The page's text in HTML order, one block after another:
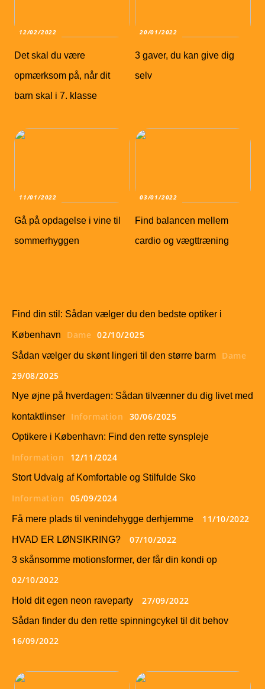
12/02/2022
Det skal du være
opmærksom på, når dit
barn skal i 7. klasse
20/01/2022
3 gaver, du kan give dig
selv
11/01/2022
Gå på opdagelse i vine til
sommerhyggen
03/01/2022
Find balancen mellem
cardio og vægttræning
Find din stil: Sådan vælger du den bedste optiker i
København Dame 02/10/2025
Sådan vælger du skønt lingeri til den større barm
Dame
29/08/2025
Nye øjne på hverdagen: Sådan tilvænner du dig livet med
kontaktlinser Information 30/06/2025
Optikere i København: Find den rette synspleje
Information 12/11/2024
Stort Udvalg af Komfortable og Stilfulde Sko
Information 05/09/2024
Få mere plads til venindehygge derhjemme 11/10/2022
HVAD ER LØNSIKRING? 07/10/2022
3 skånsomme motionsformer, der får din kondi op
02/10/2022
Hold dit egen neon raveparty 27/09/2022
Sådan finder du den rette spinningcykel til dit behov
16/09/2022